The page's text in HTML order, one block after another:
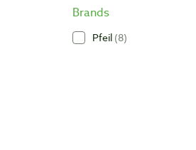
Brands
Pfeil 8